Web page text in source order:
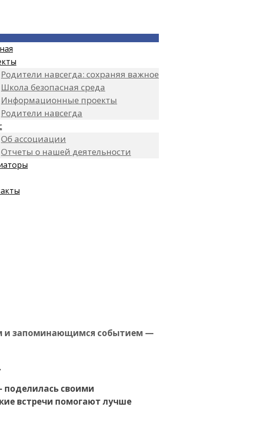
Родители навсегда: сохраняя важное
Школа безопасная среда
Информационные проекты
Родители навсегда
Об ассоциации
Отчеты о нашей деятельности
и запоминающимся событием —
своими
встречи помогают лучше